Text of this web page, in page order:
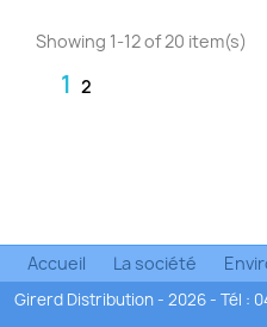
Showing 1-12 of 20 item(s)
1 2
Accueil La société
Girerd Distribution - 2026 - Tél :